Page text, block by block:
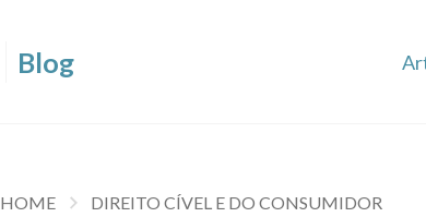
HOME DIREITO CÍVEL E DO CONSUMIDOR